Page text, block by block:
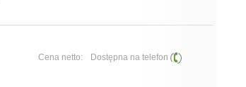
Cena netto: Dostępna na telefon